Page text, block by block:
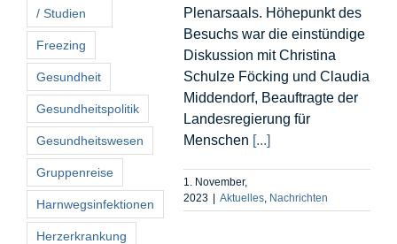
Plenarsaals. Höhepunkt des
Besuchs war die einstündige
Diskussion mit Christina
Schulze Föcking und Claudia
Middendorf, Beauftragte der
Landesregierung für
Menschen [...]
1. November,
2023
Aktuelles, Nachrichten
/ Studien
Freezing
Gesundheit
Gesundheitspolitik
Gesundheitswesen
Gruppenreise
Harnwegsinfektionen
Herzerkrankung